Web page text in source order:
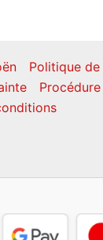
Politique